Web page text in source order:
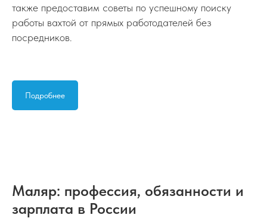
также предоставим советы по успешному поиску
работы вахтой от прямых работодателей без
посредников.
Подробнее
Маляр: профессия, обязанности и
зарплата в России